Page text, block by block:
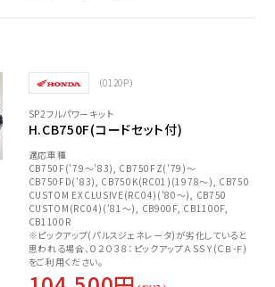
（0120P）
SP2フルパワーキット
H.CB750F(コードセット付)
適応車種
CB750F('79～'83), CB750FZ('79)～
CB750FD('83), CB750K(RC01)(1978～), CB750
CUSTOM EXCLUSIVE(RC04)('80～), CB750
CUSTOM(RC04)('81～), CB900F, CB1100F,
CB1100R
※ピックアップ(パルスジェネレータ)が劣化していると
思われる場合、０２０３８：ピックアップＡＳＳＹ(ＣＢ-Ｆ)
をご利用ください。